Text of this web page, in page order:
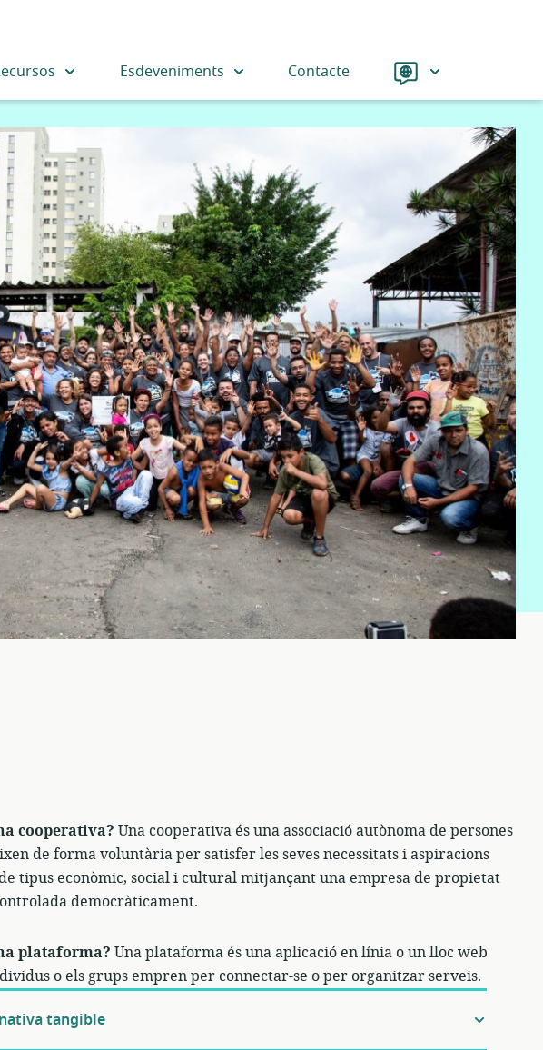
Esdeveniments Contacte Language
cooperativa? Una cooperativa és una associació autònoma de persones
de forma voluntària per satisfer les seves necessitats i aspiracions
tipus econòmic, social i cultural mitjançant una empresa de propietat
democràticament.
plataforma? Una plataforma és una aplicació en línia o un lloc web
o els grups empren per connectar-se o per organitzar serveis.
tangible